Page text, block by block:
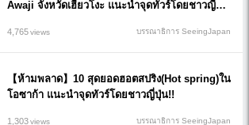
Awaji จังหวัดเฮียวโงะ แนะนำจุดทัวร์โดยชาวญี่ปุ่
4,765views บรรณาธิการ SeeingJapan
【ห้ามพลาด】10 สุดยอดฮอตสปริง(Hot spring)ใน
โอซาก้า แนะนำจุดทัวร์โดยชาวญี่ปุ่น!!
1,303views บรรณาธิการ SeeingJapan